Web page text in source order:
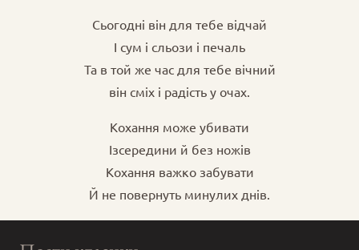
Сьогодні він для тебе відчай
І сум і сльози і печаль
Та в той же час для тебе вічний
він сміх і радість у очах.
Кохання може убивати
Ізсередини й без ножів
Кохання важко забувати
Й не повернуть минулих днів.